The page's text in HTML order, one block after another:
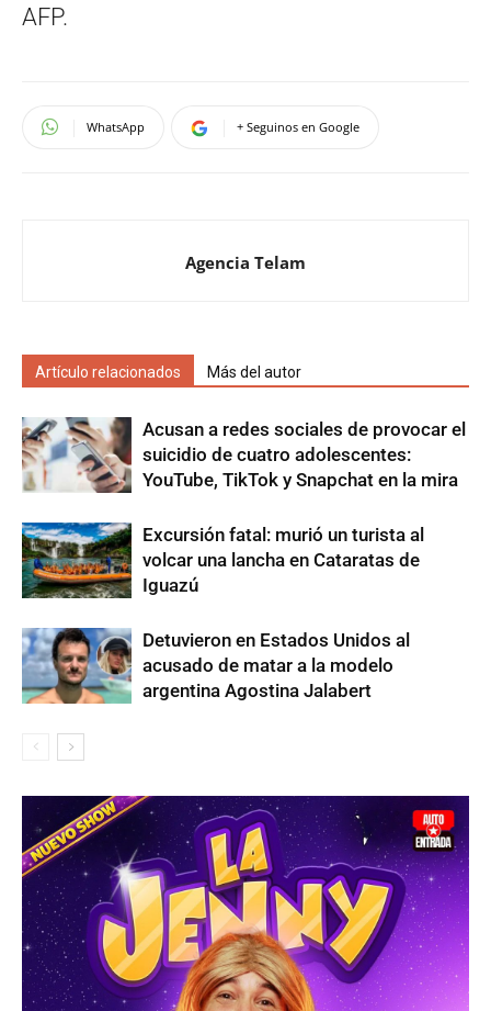
AFP.
WhatsApp + Seguinos en Google
Agencia Telam
Artículo relacionados Más del autor
Acusan a redes sociales de provocar el
suicidio de cuatro adolescentes:
YouTube, TikTok y Snapchat en la mira
Excursión fatal: murió un turista al
volcar una lancha en Cataratas de
Iguazú
Detuvieron en Estados Unidos al
acusado de matar a la modelo
argentina Agostina Jalabert